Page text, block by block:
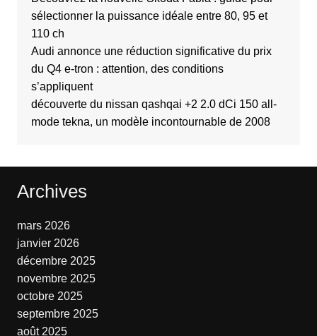
sélectionner la puissance idéale entre 80, 95 et
110 ch
Audi annonce une réduction significative du prix
du Q4 e-tron : attention, des conditions
s’appliquent
découverte du nissan qashqai +2 2.0 dCi 150 all-
mode tekna, un modèle incontournable de 2008
Archives
mars 2026
janvier 2026
décembre 2025
novembre 2025
octobre 2025
septembre 2025
août 2025